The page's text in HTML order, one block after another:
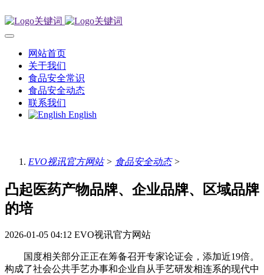
网站首页
关于我们
食品安全常识
食品安全动态
联系我们
English
EVO视讯官方网站> 食品安全动态>
凸起医药产物品牌、企业品牌、区域品牌
的培
2026-01-05 04:12 EVO视讯官方网站
国度相关部分正正在筹备召开专家论证会，添加近19倍。
构成了社会公共手艺办事和企业自从手艺研发相连系的现代中